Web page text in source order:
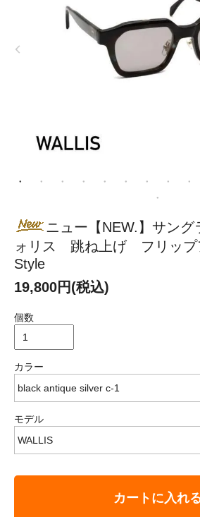
ニュー【NEW.】サング
ォリス 跳ね上げ フリッ
Style
19,800円(税込)
個数
カラー
モデル
カートに入れ